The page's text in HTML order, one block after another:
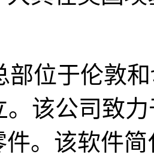
部位于伦敦
。该公司致
件。该软件